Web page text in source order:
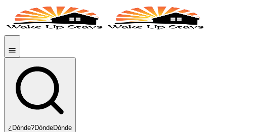
¿Dónde?DóndeDónde